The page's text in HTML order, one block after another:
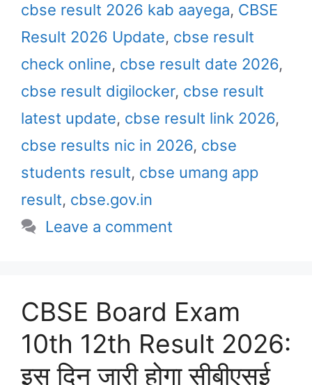
cbse result 2026 kab aayega, CBSE
Result 2026 Update, cbse result
check online, cbse result date 2026,
cbse result digilocker, cbse result
latest update, cbse result link 2026,
cbse results nic in 2026, cbse
students result, cbse umang app
result, cbse.gov.in
Leave a comment
CBSE Board Exam
10th 12th Result 2026:
इस दिन जारी होगा सीबीएसई